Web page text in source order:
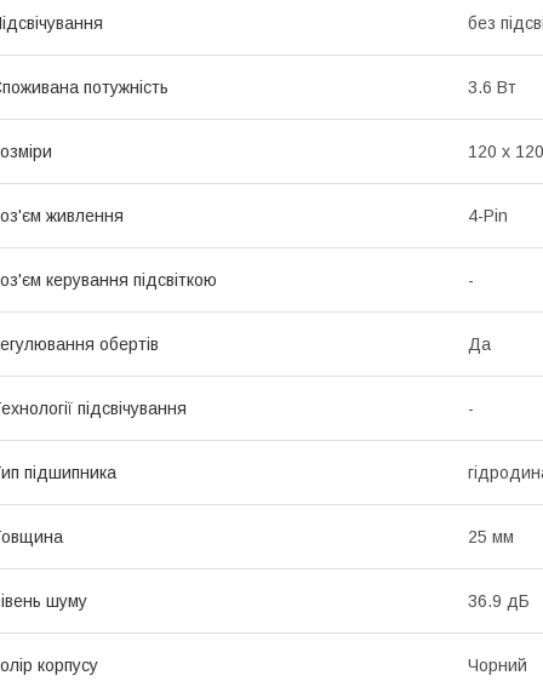
без
потужність 3.6 Вт
120 х
живлення 4-Pin
керування підсвіткою -
обертів Да
підсвічування -
підшипника
25 мм
шуму 36.9 дБ
корпусу Чорний